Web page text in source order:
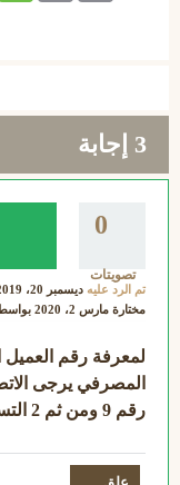
3 إجابة
0
تصويتات
تم الرد عليه ديسمبر 20، 2019
مختارة مارس 2، 2020
لمعرفة رقم العميل
رقم 9 ومن ثم 2 التسجيل في الهاتف المصرفي